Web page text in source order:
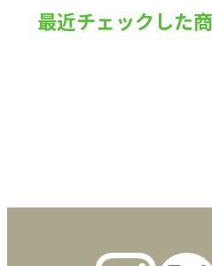
最近チェックした